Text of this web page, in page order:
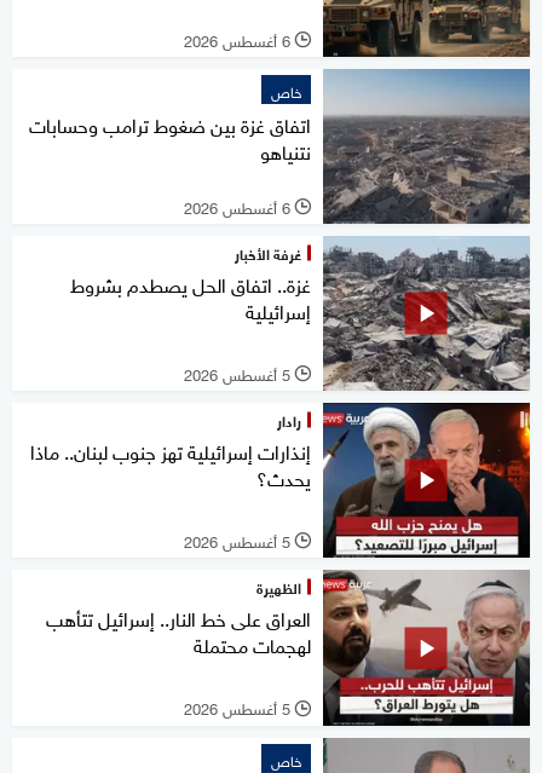
l 6 أغسطس 2026
خاص
اتفاق غزة بين ضغوط ترامب وحسابات
نتنياهو
l 6 أغسطس 2026
غرفة الأخبار
غزة.. اتفاق الحل يصطدم بشروط
إسرائيلية
l 5 أغسطس 2026
رادار
إنذارات إسرائيلية تهز جنوب لبنان.. ماذا
يحدث؟
l 5 أغسطس 2026
الظهيرة
العراق على خط النار.. إسرائيل تتأهب
لهجمات محتملة
l 5 أغسطس 2026
خاص